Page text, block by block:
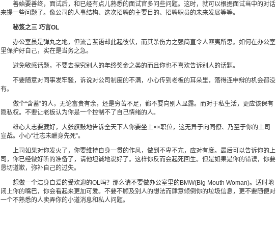
善始要善终，面试后，和已经有点儿熟悉的面试官多问些问题。这时，就可以根据面试当中的对话
来提一些问题了。像公司的人事结构、这次招聘的主要目的、招聘职员的未来发展等等。
秘笈之三 巧言OL
办公室虽是弹丸之地，但流言蜚语却此起彼伏，而其杀伤力之强简直令人匪夷所思。如何在办公室
里保护好自己，实在是当务之急。
避免敏感话题，不要去探究别人的年终奖金之类的而且你也不喜欢告诉别人的话题。
不要随意对同事发牢骚，诉说对公司制度的不满，小心传到老板的耳朵里，落得连申辩的机会都没
有。
做个“含蓄”的人，无论富贵有余，还是穷苦不足，都不要向别人显露。而对于私生活，更应该保有
隐私权。不要让老板认为你是一个控制不了自己情绪的人。
雄心大志要藏好，大张旗鼓地告诉全天下人你要坐上××职位，这无异于向同僚、乃至于你的上司
宣战。小心“壮志未酬身先死”。
上司如果对你发火了，你要维持自身一贯的作风，做到不卑不亢，应对有度。最后可以告诉你的上
司，你已经做好听的准备了，请他坦诚地说好了。这样你反而会起死回生。但是如果是你的错误，你要
恳切道歉，弥补自己的过失。
想做一个洁身自爱的受欢迎的OL吗？那么请不要做办公室里的BMW(Big Mouth Woman)。适时地
闭上你的嘴巴，你会看起来更加可爱。不要不顾及别人的想法而肆意倾倒你的垃圾信息，更不要随便对
一个不熟悉的人卖弄你的小道消息和私人问题。